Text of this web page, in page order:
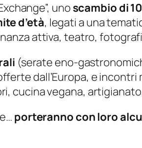
uno scambio di
d’età, legati a una
attiva, teatro,
(serate eno-
dall’Europa, e incontri
cucina vegana,
porteranno con loro